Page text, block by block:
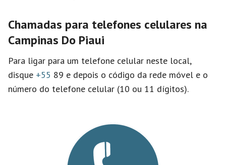
Chamadas para telefones celulares na
Campinas Do Piaui
Para ligar para um telefone celular neste local,
disque +55 89 e depois o código da rede móvel e o
número do telefone celular (10 ou 11 dígitos).